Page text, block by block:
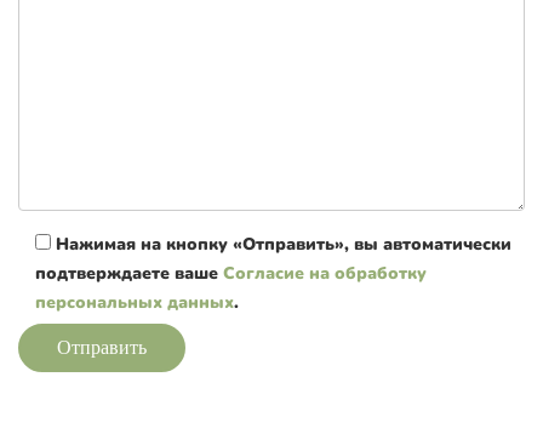
Нажимая на кнопку «Отправить», вы автоматически
подтверждаете ваше Согласие на обработку
персональных данных.
Отправить